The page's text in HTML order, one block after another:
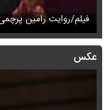
فیلم/روایت رامین
عکس